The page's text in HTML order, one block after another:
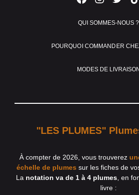
QUI SOMMES-NOUS ?
POURQUOI COMMANDER
MODES DE LIVRAISON
"LES PLUMES"
À compter de 2026, vous trouverez
échelle de plumes sur les fiches de
La notation va de 1 à 4 plumes , en
livre :